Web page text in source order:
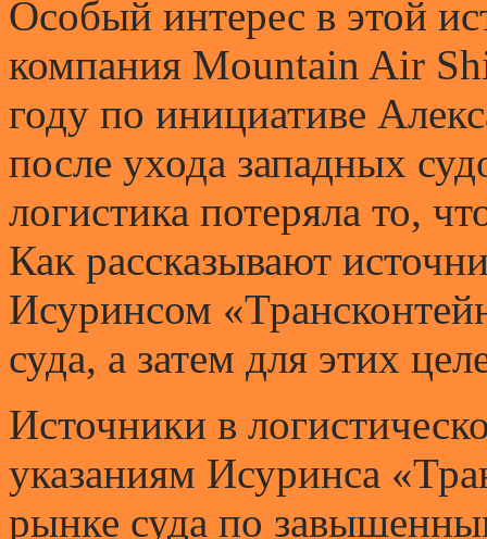
Особый интерес в этой
компания Mountain Air
году по инициативе
после ухода западных
логистика потеряла то,
Как рассказывают
Исуринсом
суда, а затем для этих
Источники в
указаниям Исуринса
рынке суда по